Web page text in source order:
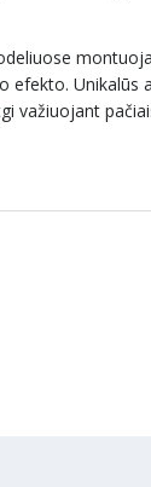
efekto.
važiuojant